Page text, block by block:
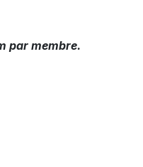
par membre.